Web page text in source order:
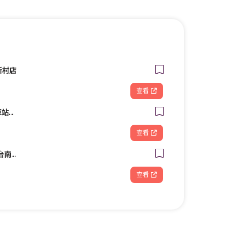
村店
查看
星采牙醫診所 (台北車站館前)
查看
造夢基地共享空間－台南火車站站前館
查看